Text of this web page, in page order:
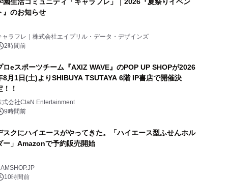
』のお知らせ
ャラフレ｜株式会社エイプリル・データ・デザインズ
2時間前
ロeスポーツチーム『AXIZ WAVE』のPOP UP SHOPが2026
8月1日(土)よりSHIBUYA TSUTAYA 6階 IP書店で開催決
！！
式会社ClaN Entertainment
9時間前
スクにハイエースがやってきた。「ハイエース型ふせんホル
ー」Amazonで予約販売開始
10時間前